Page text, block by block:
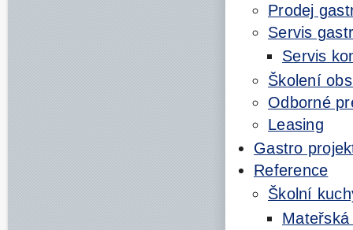
Prodej
Servis
Servis
Školení
Odborné
Leasing
Gastro
Reference
Školní